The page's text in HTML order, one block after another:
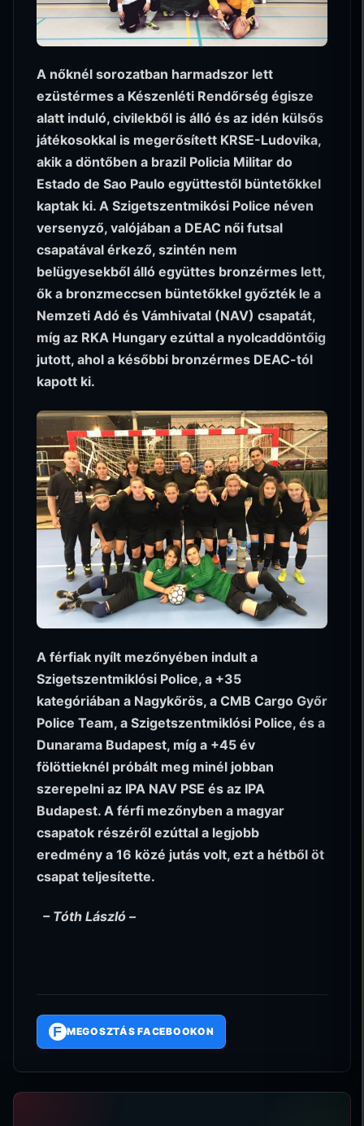
A nőknél sorozatban harmadszor lett
ezüstérmes a Készenléti Rendőrség égisze
alatt induló, civilekből is álló és az idén külsős
játékosokkal is megerősített KRSE-Ludovika,
akik a döntőben a brazil Policia Militar do
Estado de Sao Paulo együttestől büntetőkkel
kaptak ki. A Szigetszentmikósi Police néven
versenyző, valójában a DEAC női futsal
csapatával érkező, szintén nem
belügyesekből álló együttes bronzérmes lett,
ők a bronzmeccsen büntetőkkel győzték le a
Nemzeti Adó és Vámhivatal (NAV) csapatát,
míg az RKA Hungary ezúttal a nyolcaddöntőig
jutott, ahol a későbbi bronzérmes DEAC-tól
kapott ki.
A férfiak nyílt mezőnyében indult a
Szigetszentmiklósi Police, a +35
kategóriában a Nagykőrös, a CMB Cargo Győr
Police Team, a Szigetszentmiklósi Police, és a
Dunarama Budapest, míg a +45 év
fölöttieknél próbált meg minél jobban
szerepelni az IPA NAV PSE és az IPA
Budapest. A férfi mezőnyben a magyar
csapatok részéről ezúttal a legjobb
eredmény a 16 közé jutás volt, ezt a hétből öt
csapat teljesítette.
– Tóth László –
F MEGOSZTÁS FACEBOOKON